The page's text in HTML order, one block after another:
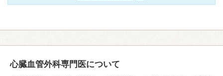
心臓血管外科専門医について